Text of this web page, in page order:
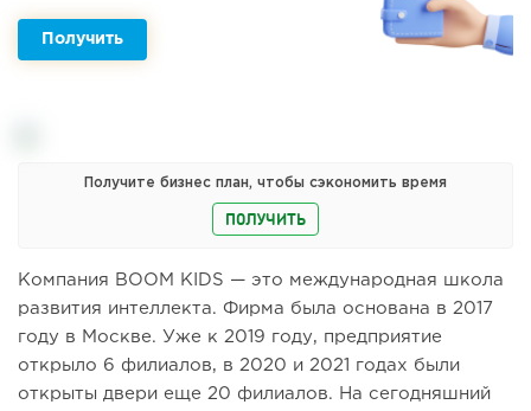
Получить
Получите бизнес план, чтобы сэкономить время
ПОЛУЧИТЬ
Компания BOOM KIDS — это международная школа
развития интеллекта. Фирма была основана в 2017
году в Москве. Уже к 2019 году, предприятие
открыло 6 филиалов, в 2020 и 2021 годах были
открыты двери еще 20 филиалов. На сегодняшний